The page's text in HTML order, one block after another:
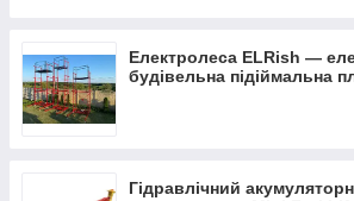
Електролеса ELRish —
будівельна підіймальна
Гідравлічний